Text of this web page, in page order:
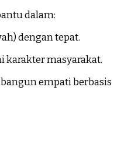
dalam:
dengan tepat.
karakter masyarakat.
empati berbasis